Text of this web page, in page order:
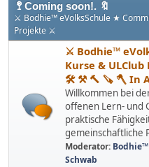
🚏 Coming soon!. 🔖
⚔ Bodhie™ eVolksSchule ★
Projekte ⚔
⚔ Bodhie™
Kurse &
🛠 ⚒ 🔨 🪚 🪓 In
Willkommen bei
offenen Lern- und
praktische
gemeinschaftliche
Moderator:
Schwab